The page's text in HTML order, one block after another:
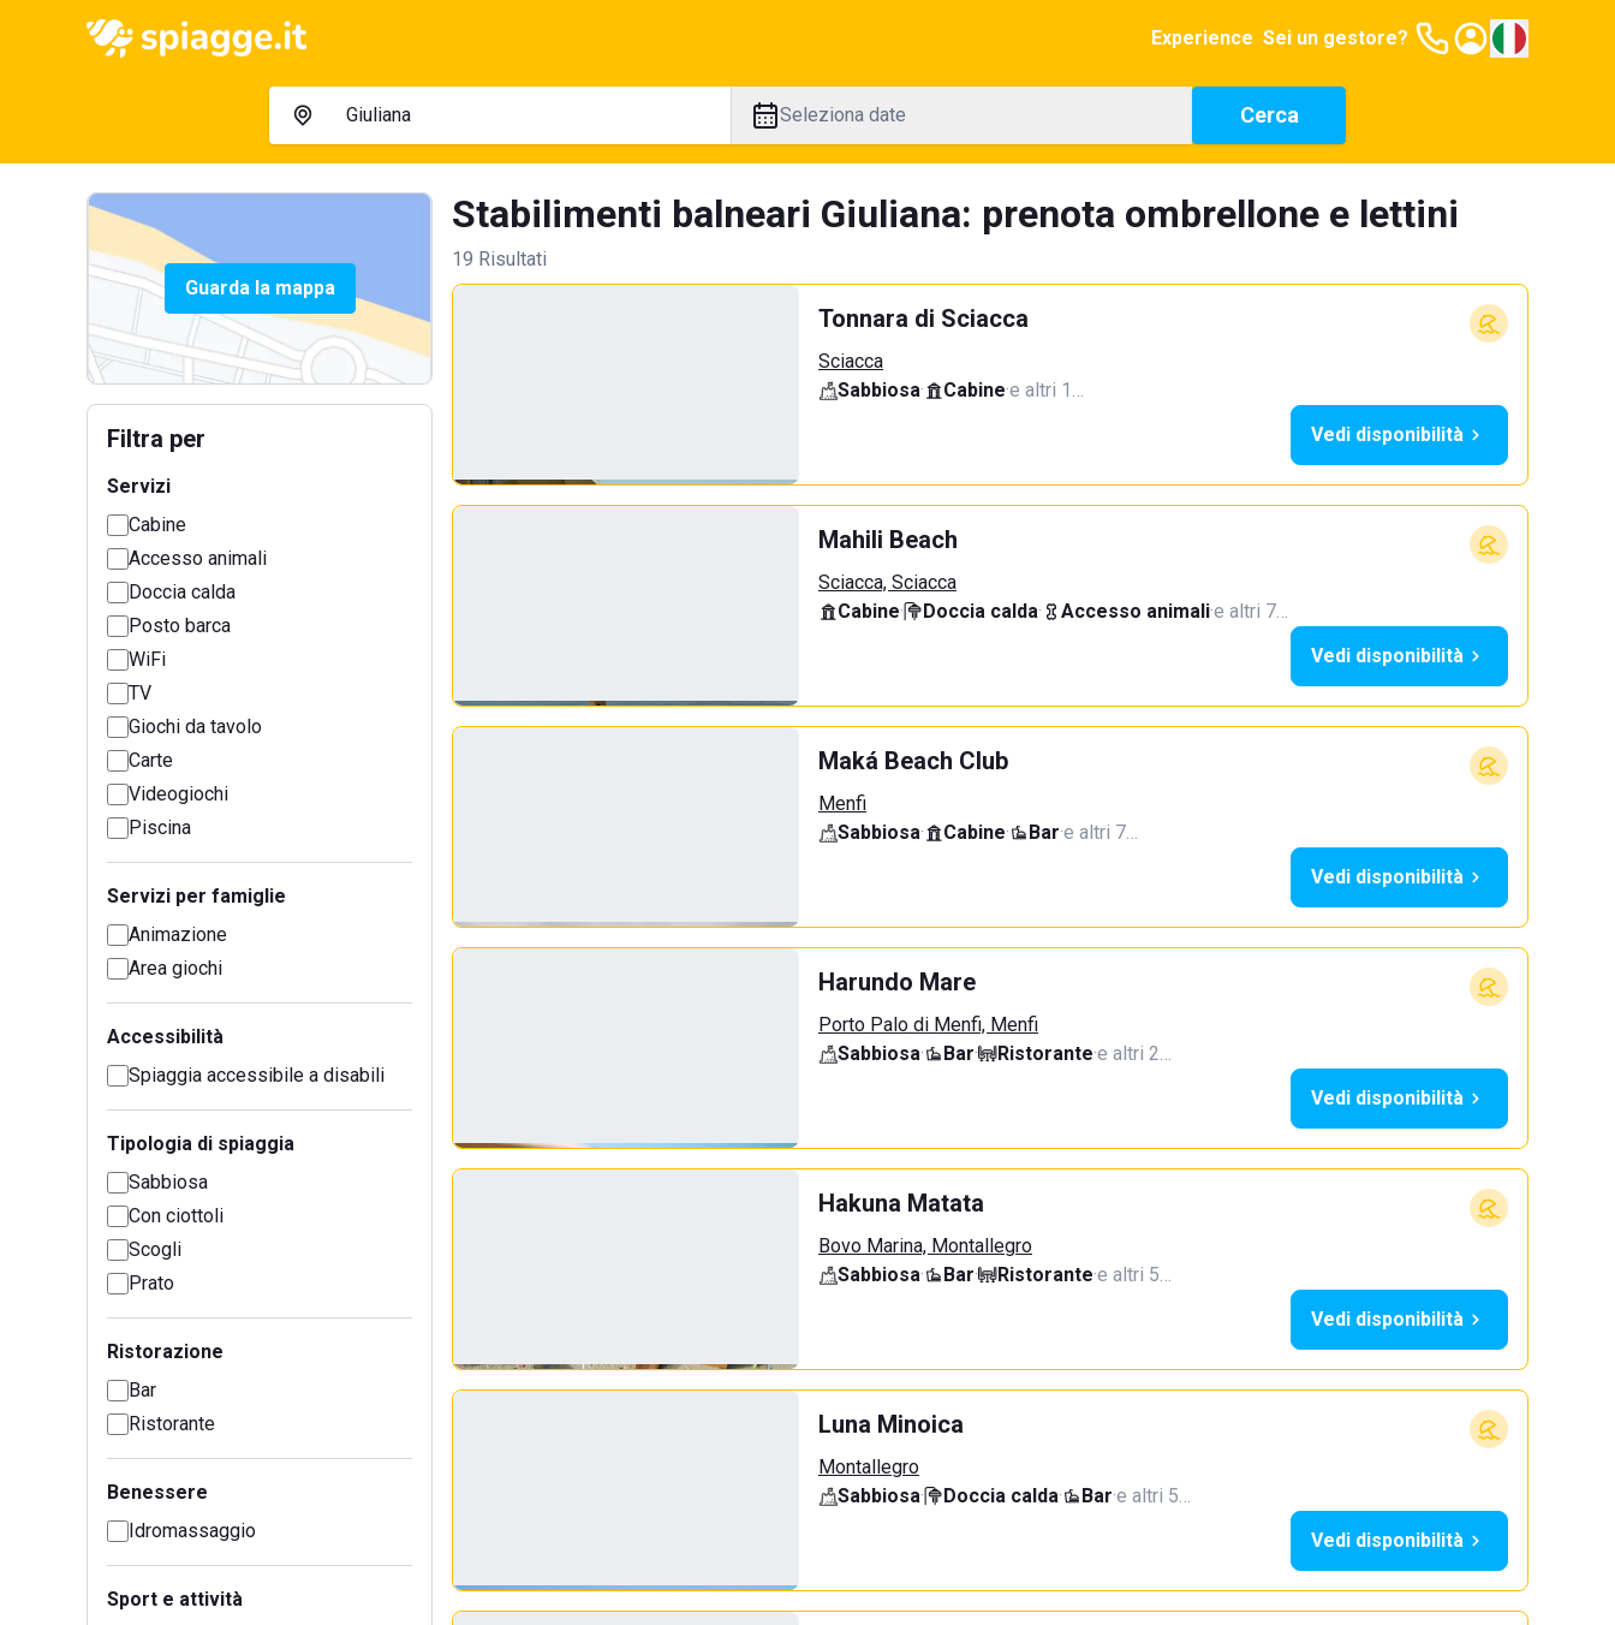
Experience Sei un gestore?
Seleziona date Cerca
Guarda la mappa
Filtra per
Servizi
Cabine
Accesso animali
Doccia calda
Posto barca
WiFi
TV
Giochi da tavolo
Carte
Videogiochi
Piscina
Servizi per famiglie
Animazione
Area giochi
Accessibilità
Spiaggia accessibile a disabili
Tipologia di spiaggia
Sabbiosa
Con ciottoli
Scogli
Prato
Ristorazione
Bar
Ristorante
Benessere
Idromassaggio
Sport e attività
Stabilimenti balneari Giuliana: prenota ombrellone e lettini
19 Risultati
Tonnara di Sciacca
Sciacca
Sabbiosa· Cabine·e altri 1…
Vedi disponibilità
Mahili Beach
Sciacca, Sciacca
Cabine· Doccia calda· Accesso animali·e altri 7…
Vedi disponibilità
Maká Beach Club
Menfi
Sabbiosa· Cabine· Bar·e altri 7…
Vedi disponibilità
Harundo Mare
Porto Palo di Menfi, Menfi
Sabbiosa· Bar· Ristorante·e altri 2…
Vedi disponibilità
Hakuna Matata
Bovo Marina, Montallegro
Sabbiosa· Bar· Ristorante·e altri 5…
Vedi disponibilità
Luna Minoica
Montallegro
Sabbiosa· Doccia calda· Bar·e altri 5…
Vedi disponibilità